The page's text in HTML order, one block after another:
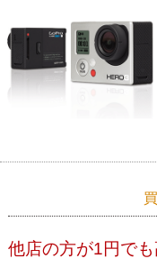
他店の方が1円で